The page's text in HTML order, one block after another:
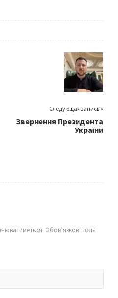
Следующая запись »
Звернення Президента
України
Обов’язкові поля